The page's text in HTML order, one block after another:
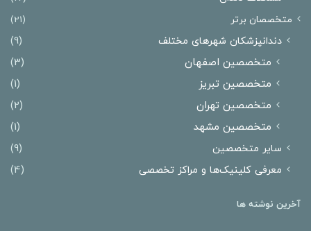
متخصصان برتر (21)
دندانپزشکان شهرهای مختلف
(9)
متخصصین اصفهان
(3)
متخصصین تبریز
(1)
متخصصین تهران
(2)
متخصصین مشهد
(1)
سایر متخصصین
(9)
معرفی کلینیک‌ها و مراکز تخصصی
(4)
آخرین نوشته ها